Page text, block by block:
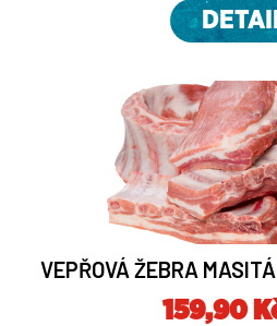
VEPŘOVÁ ŽEBRA
159,90